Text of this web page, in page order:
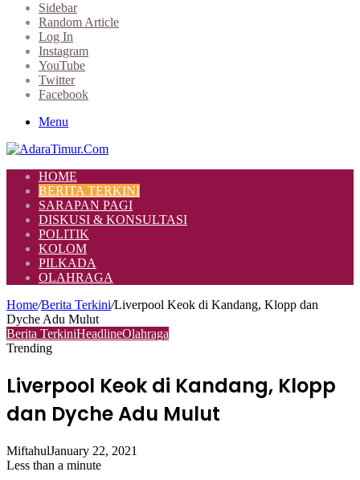
Sidebar
Random Article
Log In
Instagram
YouTube
Twitter
Facebook
Menu
HOME
BERITA TERKINI
SARAPAN PAGI
DISKUSI & KONSULTASI
POLITIK
KOLOM
PILKADA
OLAHRAGA
Home/Berita Terkini/Liverpool Keok di Kandang, Klopp dan
Dyche Adu Mulut
Berita TerkiniHeadlineOlahraga
Trending
Liverpool Keok di Kandang, Klopp
dan Dyche Adu Mulut
MiftahulJanuary 22, 2021
Less than a minute